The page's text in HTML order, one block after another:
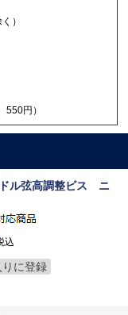
）
円）
ル弦高調整ビス ニ
込
に登録